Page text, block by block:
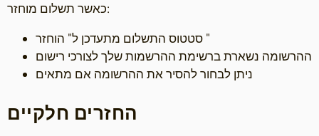
כאשר תשלום מוחזר:
סטטוס התשלום מתעדכן ל" הוחזר "
ההרשומה נשארת ברשימת ההרשמות שלך לצורכי רישום
ניתן לבחור להסיר את ההרשומה אם מתאים
החזרים חלקיים